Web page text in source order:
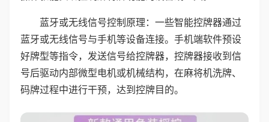
蓝牙或无线信号控制原理：一些智能控牌器通过
蓝牙或无线信号与手机等设备连接。手机端软件预设
好牌型等指令，发送信号给控牌器，控牌器接收到信
号后驱动内部微型电机或机械结构，在麻将机洗牌、
码牌过程中进行干预，达到控牌目的。